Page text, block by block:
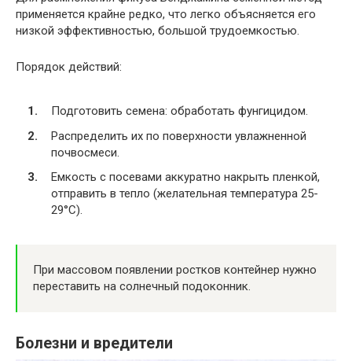
применяется крайне редко, что легко объясняется его
низкой эффективностью, большой трудоемкостью.
Порядок действий:
Подготовить семена: обработать фунгицидом.
Распределить их по поверхности увлажненной
почвосмеси.
Емкость с посевами аккуратно накрыть пленкой,
отправить в тепло (желательная температура 25-
29°C).
При массовом появлении ростков контейнер нужно
переставить на солнечный подоконник.
Болезни и вредители